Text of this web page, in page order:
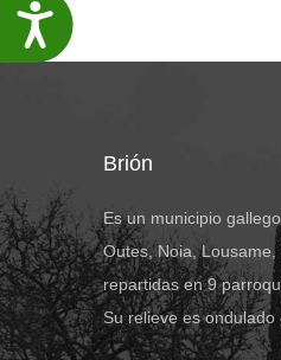
Accesibilidade
Brión
Es un municipio
Outes, Noia,
repartidas en 9
Su relieve es